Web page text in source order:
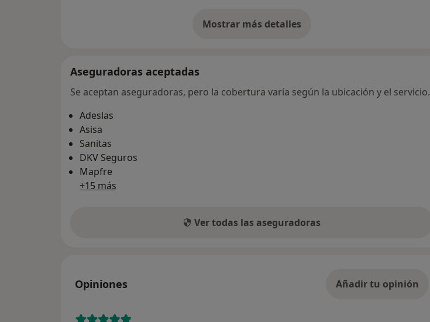
Mostrar más detalles
sobre la dirección
Aseguradoras aceptadas
Se aceptan aseguradoras, pero la cobertura varía según la ubicación y el servicio.
Adeslas
Asisa
Sanitas
DKV Seguros
Mapfre
+15 más
Ver todas las aseguradoras
Opiniones Añadir tu opinión